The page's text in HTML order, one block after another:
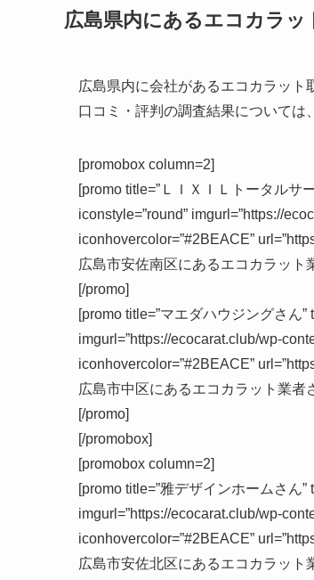
広島県内にあるエコカラッ
広島県内に会社があるエコカラット
口コミ・評判の調査結果については
[promobox column=2]
[promo title=”ＬＩＸＩＬトータルサ
iconstyle=”round” imgurl=”https://
iconhovercolor=”#2BEACE”
広島市安佐南区にあるエコカラット
[/promo]
[promo title=”マエダハウジングさん”
imgurl=”https://ecocarat.club/wp-
iconhovercolor=”#2BEACE”
広島市中区にあるエコカラット業者
[/promo]
[/promobox]
[promobox column=2]
[promo title=”雅デザインホームさん”
imgurl=”https://ecocarat.club/wp-
iconhovercolor=”#2BEACE”
広島市安佐北区にあるエコカラット